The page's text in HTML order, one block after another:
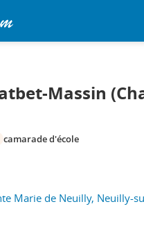
Massin
Marie de Neuilly, Neuilly-
camarade d'école